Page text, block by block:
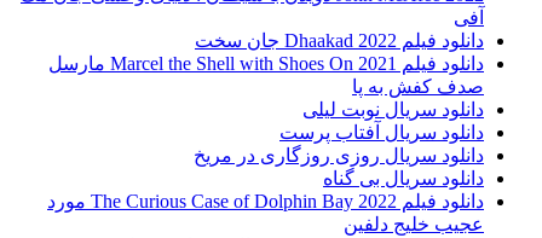
آفی
دانلود فیلم Dhaakad 2022 جان سخت
دانلود فیلم Marcel the Shell with Shoes On 2021 مارسل
صدف کفش به پا
دانلود سریال نوبت لیلی
دانلود سریال آفتاب پرست
دانلود سریال روزی روزگاری در مریخ
دانلود سریال بی گناه
دانلود فیلم The Curious Case of Dolphin Bay 2022 مورد
عجیب خلیج دلفین